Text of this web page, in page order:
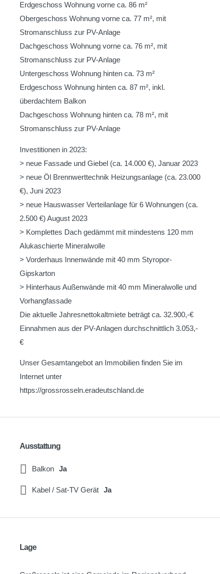
Erdgeschoss Wohnung vorne ca. 86 m²
Obergeschoss Wohnung vorne ca. 77 m², mit
Stromanschluss zur PV-Anlage
Dachgeschoss Wohnung vorne ca. 76 m², mit
Stromanschluss zur PV-Anlage
Untergeschoss Wohnung hinten ca. 73 m²
Erdgeschoss Wohnung hinten ca. 87 m², inkl.
überdachtem Balkon
Dachgeschoss Wohnung hinten ca. 78 m², mit
Stromanschluss zur PV-Anlage
Investitionen in 2023:
> neue Fassade und Giebel (ca. 14.000 €), Januar 2023
> neue Öl Brennwerttechnik Heizungsanlage (ca. 23.000
€), Juni 2023
> neue Hauswasser Verteilanlage für 6 Wohnungen (ca.
2.500 €) August 2023
> Komplettes Dach gedämmt mit mindestens 120 mm
Alukaschierte Mineralwolle
> Vorderhaus Innenwände mit 40 mm Styropor-
Gipskarton
> Hinterhaus Außenwände mit 40 mm Mineralwolle und
Vorhangfassade
Die aktuelle Jahresnettokaltmiete beträgt ca. 32.900,-€
Einnahmen aus der PV-Anlagen durchschnittlich 3.053,-
€
Unser Gesamtangebot an Immobilien finden Sie im
Internet unter
https://grossrosseln.eradeutschland.de
Ausstattung
Balkon Ja
Kabel / Sat-TV Gerät Ja
Lage